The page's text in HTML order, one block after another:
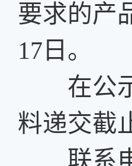
要求的产
17日。
在公示
料递交截
联系电